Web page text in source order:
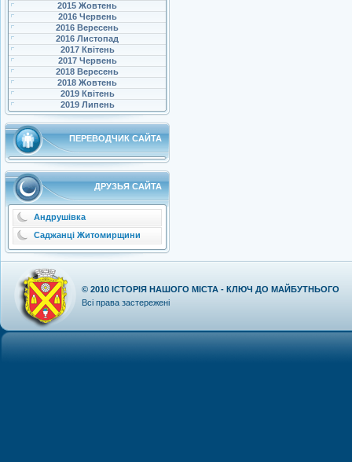
2015 Жовтень
2016 Червень
2016 Вересень
2016 Листопад
2017 Квітень
2017 Червень
2018 Вересень
2018 Жовтень
2019 Квітень
2019 Липень
ПЕРЕВОДЧИК САЙТА
ДРУЗЬЯ САЙТА
Андрушівка
Саджанці Житомирщини
© 2010 ІСТОРІЯ НАШОГО МІСТА - КЛЮЧ ДО МАЙБУТНЬОГО
Всі права застережені